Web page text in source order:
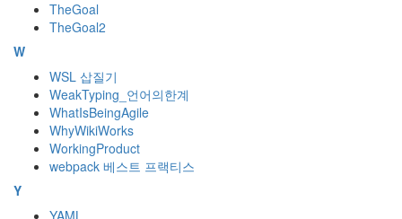
TheGoal
TheGoal2
W
WSL 삽질기
WeakTyping_언어의한계
WhatIsBeingAgile
WhyWikiWorks
WorkingProduct
webpack 베스트 프랙티스
Y
YAML